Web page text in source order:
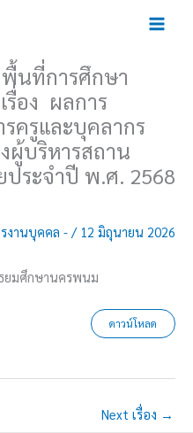
พื้นที่การศึกษา
อง ผลการ
ครูและบุคลากร
ผู้บริหารสถาน
ประจำปี พ.ศ. 2568
งานบุคคล - / 12 มิถุนายน 2026
ยมศึกษานครพนม
ดาวน์โหลด
Next เรื่อง →